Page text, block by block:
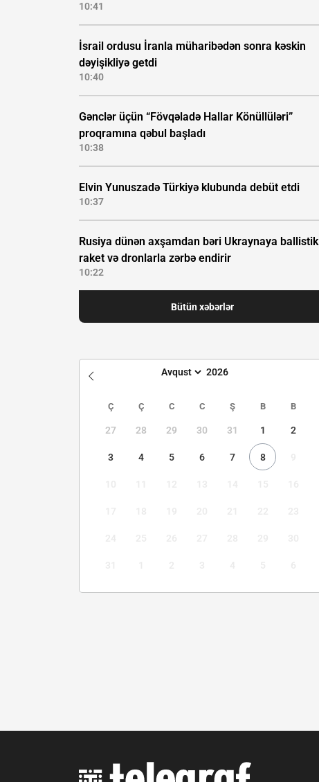
10:41
İsrail ordusu İranla müharibədən sonra kəskin
dəyişikliyə getdi
10:40
Gənclər üçün “Fövqəladə Hallar Könüllüləri”
proqramına qəbul başladı
10:38
Elvin Yunuszadə Türkiyə klubunda debüt etdi
10:37
Rusiya dünən axşamdan bəri Ukraynaya ballistik
raket və dronlarla zərbə endirir
10:22
Bütün xəbərlər
Ç Ç C C Ş B B
27 28 29 30 31 1 2
3 4 5 6 7 8